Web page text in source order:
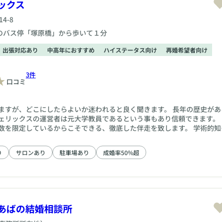
クス
8
ス停「塚原橋」から歩いて１分
出張対応あり 中高年におすすめ ハイステータス向け 再婚希望者向け
口コミ
3件
すが、どこにしたらよいか迷われると良く聞きます。 長年の歴史が
リックスの運営者は元大学教員であるという事もあり信頼できます。
を限定しているからこそできる、徹底した伴走を致します。 学術的
が、より手厚くフォローを受けたい場合には、「アップグレードコー
ろん「スタンダードコース」と「アップグレードコース」は相互に変
サロンあり 駐車場あり 成婚率50%超
ばの結婚相談所